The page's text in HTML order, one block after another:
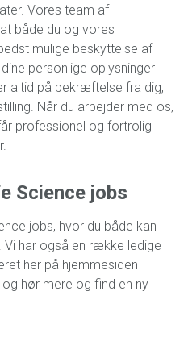
Vores team af
både du og vores
mulige beskyttelse af
personlige oplysninger
altid på bekræftelse fra dig,
Når du arbejder med os,
professionel og fortrolig
Science jobs
jobs, hvor du både kan
Vi har også en række ledige
her på hjemmesiden –
hør mere og find en ny